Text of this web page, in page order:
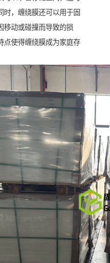
时，缠绕膜还可以用于固
移动或碰撞而导致的损
点使得缠绕膜成为家庭存